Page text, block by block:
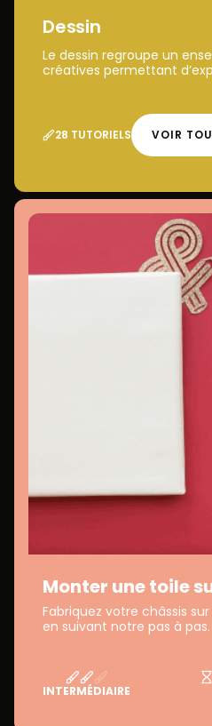
Dessin
Le dessin regroupe un
créatives permettant
28 TUTORIELS VOIR
Monter une toile
Fabriquez votre châssis
en suivant notre pas à pas.
INTERMÉDIAIRE